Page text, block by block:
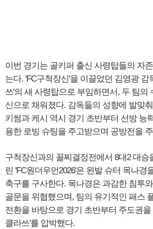
이번 경기는 골키퍼 출신 사령탑들의 자
는다. 'FC구척장신'을 이끌었던 김영광 감
쓰'의 새 사령탑으로 부임하면서, 두 팀의
신으로 채워졌다. 감독들의 성향에 발맞
키썸과 케시 역시 경기 초반부터 선방 능
용한 로빙 슈팅을 주고받으며 공방전을
구척장신과의 꼴찌결정전에서 8대2 대승
린 'FC원더우먼2026'은 왼발 슈터 목나경
축구를 구사한다. 목나경은 과감한 침투
골문을 위협했으며, 팀의 유기적인 패스
전환을 바탕으로 경기 초반부터 주도권
클라쓰'를 압박했다.